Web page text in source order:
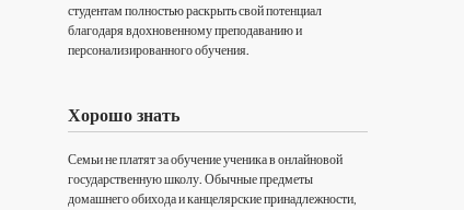
студентам полностью раскрыть свой потенциал
благодаря вдохновенному преподаванию и
персонализированного обучения.
Хорошо знать
Семьи не платят за обучение ученика в онлайновой
государственную школу. Обычные предметы
домашнего обихода и канцелярские принадлежности,